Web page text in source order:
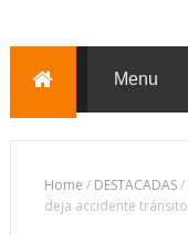
Home / DESTACADAS/
deja accidente tránsito